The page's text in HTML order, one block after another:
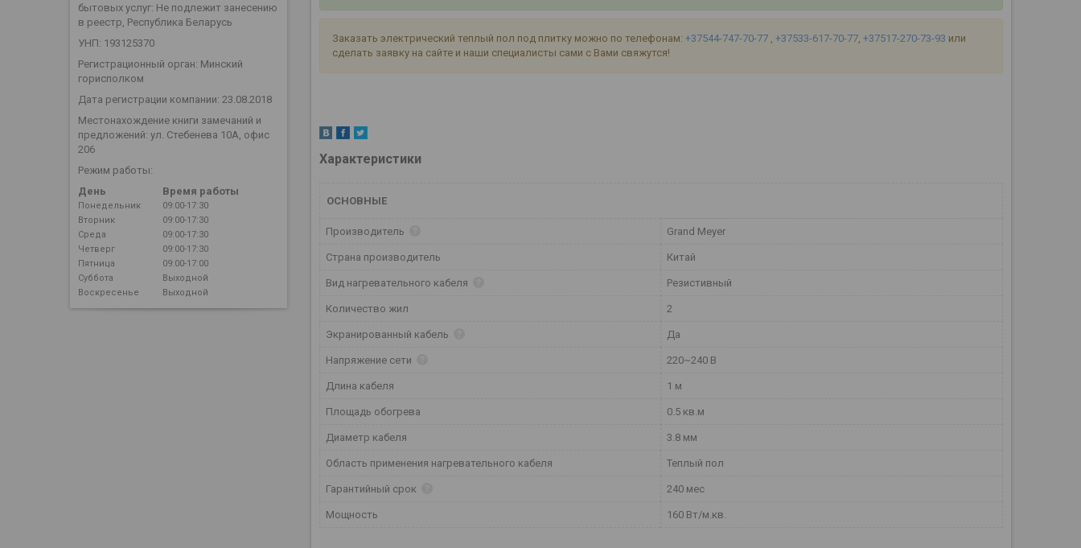
Заказать электрический теплый пол под плитку можно по телефонам: +37544-747-70-77 +37533-617-70-77 +37517-270-73-93 или
сделать заявку на сайте и наши специалисты сами с Вами свяжутся!
Характеристики
ОСНОВНЫЕ
Производитель Grand Meyer
Страна производитель Китай
Вид нагревательного кабеля Резистивный
Количество жил 2
Экранированный кабель Да
Напряжение сети 220~240 В
Длина кабеля 1 м
Площадь обогрева 0.5 кв.м
Диаметр кабеля 3.8 мм
Область применения нагревательного кабеля Теплый пол
Гарантийный срок 240 мес
Мощность 160 Вт/м.кв.
бытовых услуг: Не подлежит занесению
в реестр, Республика Беларусь
УНП: 193125370
Регистрационный орган: Минский
горисполком
Дата регистрации компании: 23.08.2018
Местонахождение книги замечаний и
предложений: ул. Стебенева 10А, офис
206
Режим работы:
День
Время работы
Понедельник
09:00-17:30
Вторник
09:00-17:30
Среда
09:00-17:30
Четверг
09:00-17:30
Пятница
09:00-17:00
Суббота
Выходной
Воскресенье
Выходной